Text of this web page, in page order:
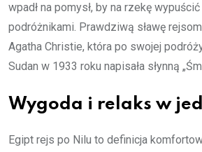
wpadł na pomysł, by na rzekę
podróżnikami. Prawdziwą sławę
Agatha Christie, która po swojej
Sudan w 1933 roku napisała słynną
Wygoda i relaks w
Egipt rejs po Nilu to definicja